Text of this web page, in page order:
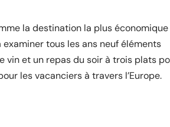
la destination la plus
tous les ans neuf éléments
vin et un repas du soir à trois plats
les vacanciers à travers l’Europe.